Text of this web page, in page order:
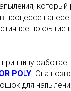
который
процессе
покрытие
работает
POLY . Она
для